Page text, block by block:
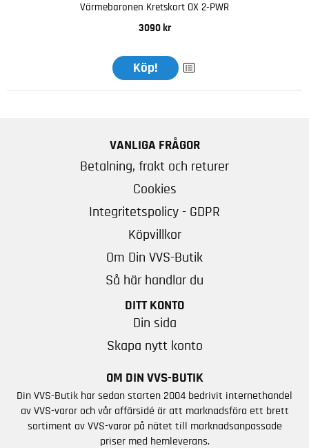
Värmebaronen Kretskort OX 2-PWR
3090 kr
Köp!
VANLIGA FRÅGOR
Betalning, frakt och returer
Cookies
Integritetspolicy - GDPR
Köpvillkor
Om Din VVS-Butik
Så här handlar du
DITT KONTO
Din sida
Skapa nytt konto
OM DIN VVS-BUTIK
Din VVS-Butik har sedan starten 2004 bedrivit internethandel
av VVS-varor och vår affärsidé är att marknadsföra ett brett
sortiment av VVS-varor på nätet till marknadsanpassade
priser med hemleverans.